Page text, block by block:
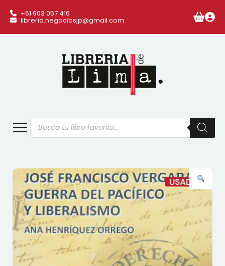
+51 903 057 416
libreria.negociosjp@gmail.com
Búsqueda
de
productos